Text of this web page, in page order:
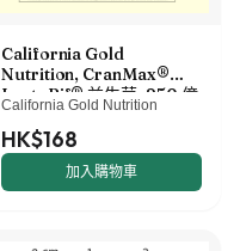
California Gold
Nutrition, CranMax®
LactoBif® 益生菌，250 億
CFU，30 粒素食膠囊
California Gold Nutrition
HK$168
加入購物車